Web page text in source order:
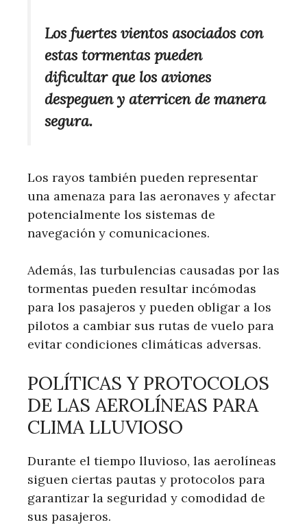
Los fuertes vientos asociados con
estas tormentas pueden
dificultar que los aviones
despeguen y aterricen de manera
segura.
Los rayos también pueden representar
una amenaza para las aeronaves y afectar
potencialmente los sistemas de
navegación y comunicaciones.
Además, las turbulencias causadas por las
tormentas pueden resultar incómodas
para los pasajeros y pueden obligar a los
pilotos a cambiar sus rutas de vuelo para
evitar condiciones climáticas adversas.
POLÍTICAS Y PROTOCOLOS
DE LAS AEROLÍNEAS PARA
CLIMA LLUVIOSO
Durante el tiempo lluvioso, las aerolíneas
siguen ciertas pautas y protocolos para
garantizar la seguridad y comodidad de
sus pasajeros.